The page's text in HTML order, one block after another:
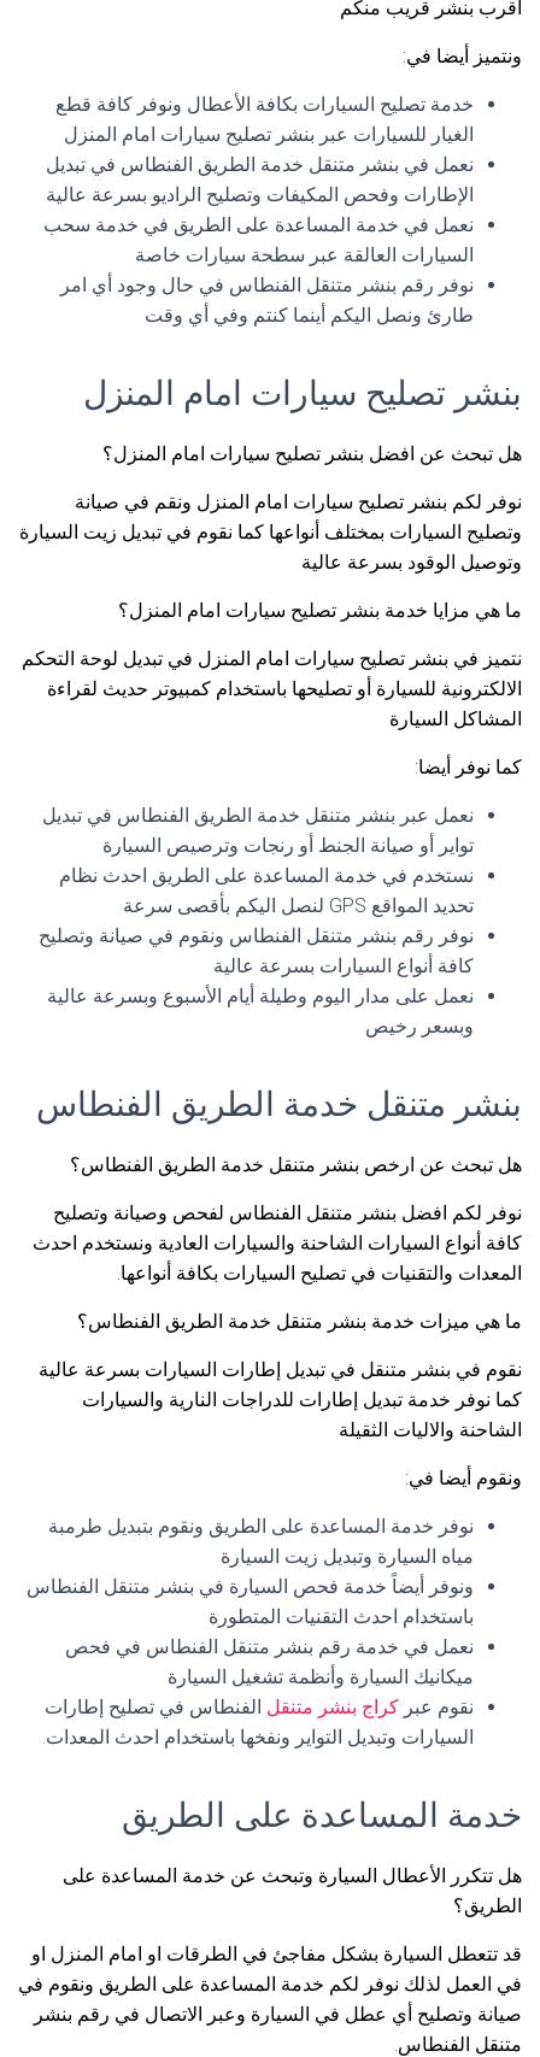
اقرب بنشر قريب منكم
ونتميز أيضا في:
خدمة تصليح السيارات بكافة الأعطال ونوفر كافة قطع
الغيار للسيارات عبر بنشر تصليح سيارات امام المنزل
نعمل في بنشر متنقل خدمة الطريق الفنطاس في تبديل
الإطارات وفحص المكيفات وتصليح الراديو بسرعة عالية
نعمل في خدمة المساعدة على الطريق في خدمة سحب
السيارات العالقة عبر سطحة سيارات خاصة
نوفر رقم بنشر متنقل الفنطاس في حال وجود أي امر
طارئ ونصل اليكم أينما كنتم وفي أي وقت
بنشر تصليح سيارات امام المنزل
هل تبحث عن افضل بنشر تصليح سيارات امام المنزل؟
نوفر لكم بنشر تصليح سيارات امام المنزل ونقم في صيانة
وتصليح السيارات بمختلف أنواعها كما نقوم في تبديل زيت السيارة
وتوصيل الوقود بسرعة عالية
ما هي مزايا خدمة بنشر تصليح سيارات امام المنزل؟
نتميز في بنشر تصليح سيارات امام المنزل في تبديل لوحة التحكم
الالكترونية للسيارة أو تصليحها باستخدام كمبيوتر حديث لقراءة
المشاكل السيارة
كما نوفر أيضا:
نعمل عبر بنشر متنقل خدمة الطريق الفنطاس في تبديل
تواير أو صيانة الجنط أو رنجات وترصيص السيارة
نستخدم في خدمة المساعدة على الطريق احدث نظام
تحديد المواقع GPS لنصل اليكم بأقصى سرعة
نوفر رقم بنشر متنقل الفنطاس ونقوم في صيانة وتصليح
كافة أنواع السيارات بسرعة عالية
نعمل على مدار اليوم وطيلة أيام الأسبوع وبسرعة عالية
وبسعر رخيص
بنشر متنقل خدمة الطريق الفنطاس
هل تبحث عن ارخص بنشر متنقل خدمة الطريق الفنطاس؟
نوفر لكم افضل بنشر متنقل الفنطاس لفحص وصيانة وتصليح
كافة أنواع السيارات الشاحنة والسيارات العادية ونستخدم احدث
المعدات والتقنيات في تصليح السيارات بكافة أنواعها.
ما هي ميزات خدمة بنشر متنقل خدمة الطريق الفنطاس؟
نقوم في بنشر متنقل في تبديل إطارات السيارات بسرعة عالية
كما نوفر خدمة تبديل إطارات للدراجات النارية والسيارات
الشاحنة والاليات الثقيلة
ونقوم أيضا في:
نوفر خدمة المساعدة على الطريق ونقوم بتبديل طرمبة
مياه السيارة وتبديل زيت السيارة
ونوفر أيضاً خدمة فحص السيارة في بنشر متنقل الفنطاس
باستخدام احدث التقنيات المتطورة
نعمل في خدمة رقم بنشر متنقل الفنطاس في فحص
ميكانيك السيارة وأنظمة تشغيل السيارة
نقوم عبر كراج بنشر متنقل الفنطاس في تصليح إطارات
السيارات وتبديل التواير ونفخها باستخدام احدث المعدات.
خدمة المساعدة على الطريق
هل تتكرر الأعطال السيارة وتبحث عن خدمة المساعدة على
الطريق؟
قد تتعطل السيارة بشكل مفاجئ في الطرقات او امام المنزل او
في العمل لذلك نوفر لكم خدمة المساعدة على الطريق ونقوم في
صيانة وتصليح أي عطل في السيارة وعبر الاتصال في رقم بنشر
متنقل الفنطاس.